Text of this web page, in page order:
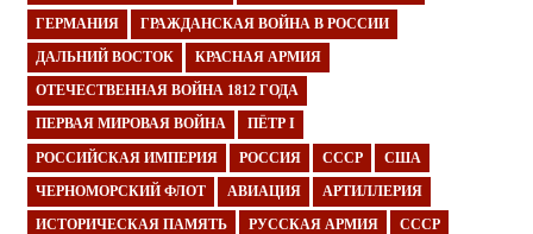
ГЕРМАНИЯ ГРАЖДАНСКАЯ ВОЙНА В РОССИИ
ДАЛЬНИЙ ВОСТОК КРАСНАЯ АРМИЯ
ОТЕЧЕСТВЕННАЯ ВОЙНА 1812 ГОДА
ПЕРВАЯ МИРОВАЯ ВОЙНА ПЁТР I
РОССИЙСКАЯ ИМПЕРИЯ РОССИЯ СССР США
ЧЕРНОМОРСКИЙ ФЛОТ АВИАЦИЯ АРТИЛЛЕРИЯ
ИСТОРИЧЕСКАЯ ПАМЯТЬ РУССКАЯ АРМИЯ СССР